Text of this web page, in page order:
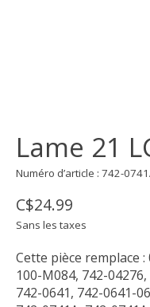
Lame 21
Numéro d’article : 742-
C$24.99
Sans les taxes
Cette pièce remplace :
100-M084, 742-
742-0641, 742-0641-